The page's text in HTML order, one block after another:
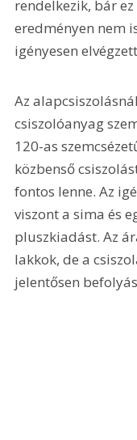
rendelkezik, bár
eredményen nem
igényesen
Az
csiszolóanyag
120-as
közbenső
fontos lenne. Az
viszont a sima és
pluszkiadást. Az
lakkok, de a
jelentősen